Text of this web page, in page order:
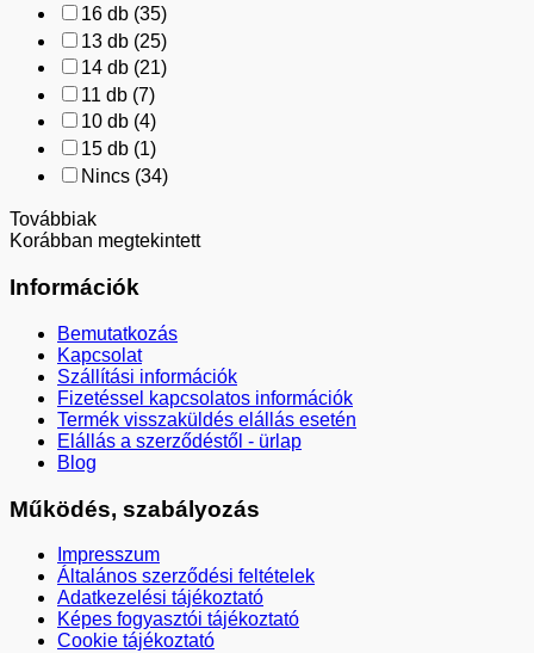
16 db (35)
13 db (25)
14 db (21)
11 db (7)
10 db (4)
15 db (1)
Nincs (34)
Továbbiak
Korábban megtekintett
Információk
Bemutatkozás
Kapcsolat
Szállítási információk
Fizetéssel kapcsolatos információk
Termék visszaküldés elállás esetén
Elállás a szerződéstől - ürlap
Blog
Működés, szabályozás
Impresszum
Általános szerződési feltételek
Adatkezelési tájékoztató
Képes fogyasztói tájékoztató
Cookie tájékoztató